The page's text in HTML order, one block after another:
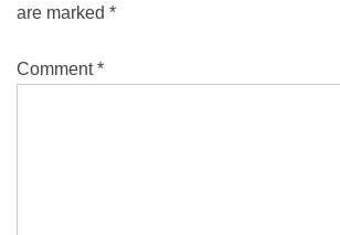
are marked *
Comment*